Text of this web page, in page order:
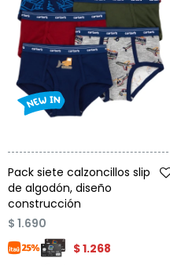
Pack siete calzoncillos slip
de algodón, diseño
construcción
$ 1.690
$1.268